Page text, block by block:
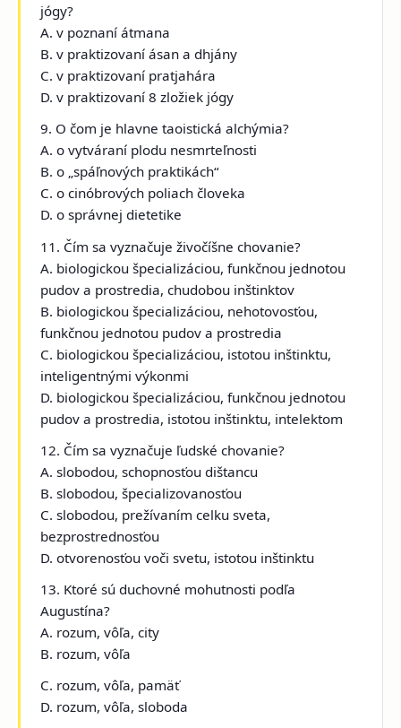
jógy?
A. v poznaní átmana
B. v praktizovaní ásan a dhjány
C. v praktizovaní pratjahára
D. v praktizovaní 8 zložiek jógy
9. O čom je hlavne taoistická alchýmia?
A. o vytváraní plodu nesmrteľnosti
B. o „spáľnových praktikách“
C. o cinóbrových poliach človeka
D. o správnej dietetike
11. Čím sa vyznačuje živočíšne chovanie?
A. biologickou špecializáciou, funkčnou jednotou
pudov a prostredia, chudobou inštinktov
B. biologickou špecializáciou, nehotovosťou,
funkčnou jednotou pudov a prostredia
C. biologickou špecializáciou, istotou inštinktu,
inteligentnými výkonmi
D. biologickou špecializáciou, funkčnou jednotou
pudov a prostredia, istotou inštinktu, intelektom
12. Čím sa vyznačuje ľudské chovanie?
A. slobodou, schopnosťou dištancu
B. slobodou, špecializovanosťou
C. slobodou, prežívaním celku sveta,
bezprostrednosťou
D. otvorenosťou voči svetu, istotou inštinktu
13. Ktoré sú duchovné mohutnosti podľa
Augustína?
A. rozum, vôľa, city
B. rozum, vôľa
C. rozum, vôľa, pamäť
D. rozum, vôľa, sloboda